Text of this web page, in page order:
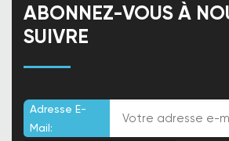
ABONNEZ-VOUS À
SUIVRE
Adresse E-
Mail: